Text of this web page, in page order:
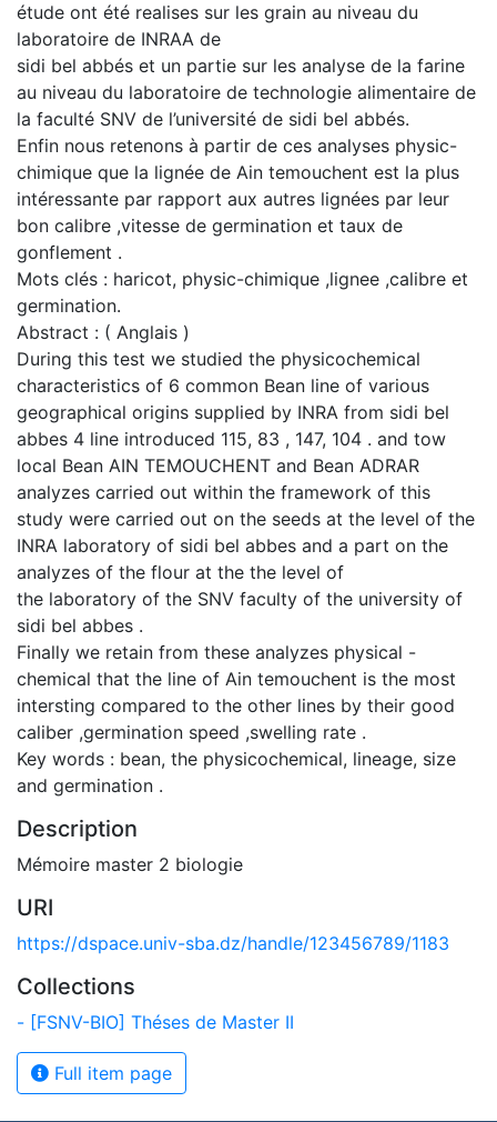
étude ont été realises sur les grain au niveau du
laboratoire de INRAA de
sidi bel abbés et un partie sur les analyse de la farine
au niveau du laboratoire de technologie alimentaire de
la faculté SNV de l’université de sidi bel abbés.
Enfin nous retenons à partir de ces analyses physic-
chimique que la lignée de Ain temouchent est la plus
intéressante par rapport aux autres lignées par leur
bon calibre ,vitesse de germination et taux de
gonflement .
Mots clés : haricot, physic-chimique ,lignee ,calibre et
germination.
Abstract : ( Anglais )
During this test we studied the physicochemical
characteristics of 6 common Bean line of various
geographical origins supplied by INRA from sidi bel
abbes 4 line introduced 115, 83 , 147, 104 . and tow
local Bean AIN TEMOUCHENT and Bean ADRAR
analyzes carried out within the framework of this
study were carried out on the seeds at the level of the
INRA laboratory of sidi bel abbes and a part on the
analyzes of the flour at the the level of
the laboratory of the SNV faculty of the university of
sidi bel abbes .
Finally we retain from these analyzes physical -
chemical that the line of Ain temouchent is the most
intersting compared to the other lines by their good
caliber ,germination speed ,swelling rate .
Key words : bean, the physicochemical, lineage, size
and germination .
Description
Mémoire master 2 biologie
URI
https://dspace.univ-sba.dz/handle/123456789/1183
Collections
- [FSNV-BIO] Théses de Master II
Full item page